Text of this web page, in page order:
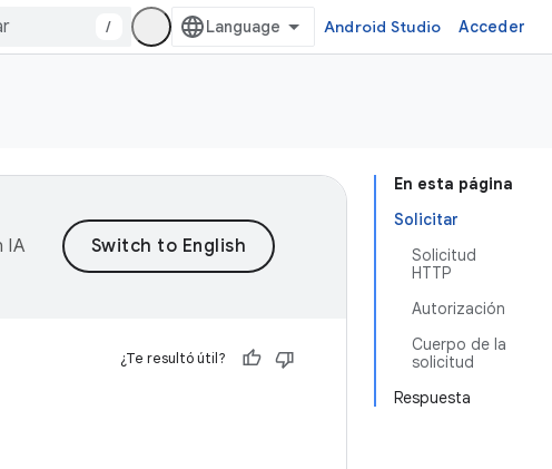
/ Android Studio Acceder
En esta página
Solicitar
Solicitud
HTTP
Autorización
Cuerpo de la
solicitud
Respuesta
IA
¿Te resultó útil?